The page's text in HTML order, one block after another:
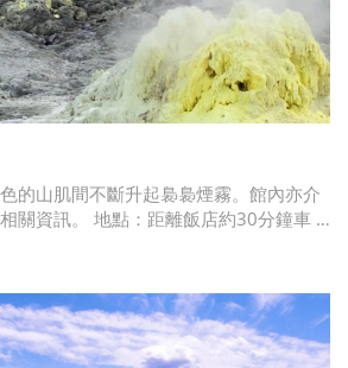
的山肌間不斷升起裊裊煙霧。館內亦介
紹硫磺山歷史等相關資訊。 地點：距離飯店約30分鐘車 …